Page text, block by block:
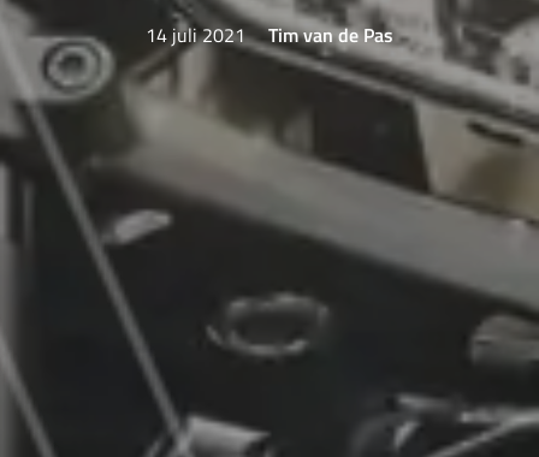
14 juli 2021 Tim van de Pas